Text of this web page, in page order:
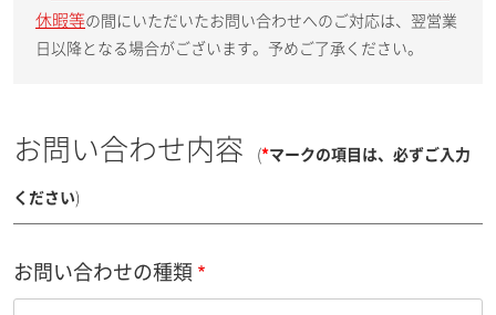
休暇等の間にいただいたお問い合わせへのご対応は、翌営業
日以降となる場合がございます。予めご了承ください。
お問い合わせ内容 (*マークの項目は、必ずご入力
ください)
お問い合わせの種類